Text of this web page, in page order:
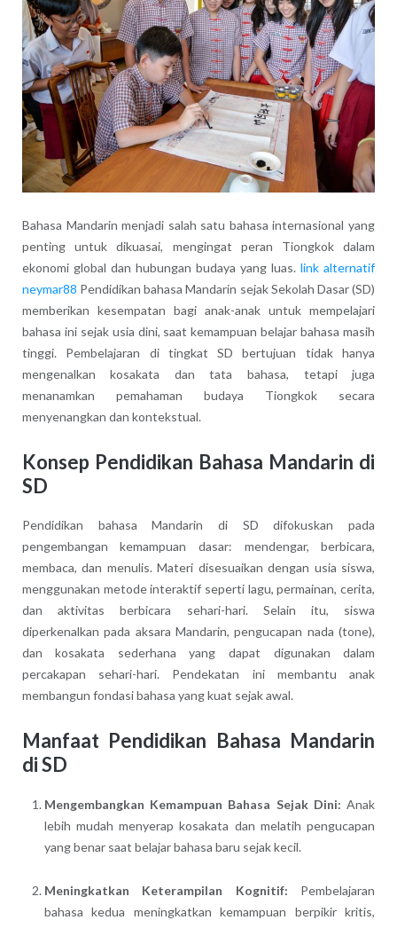
Bahasa Mandarin menjadi salah satu bahasa internasional yang
penting untuk dikuasai, mengingat peran Tiongkok dalam
ekonomi global dan hubungan budaya yang luas.link alternatif
neymar88 Pendidikan bahasa Mandarin sejak Sekolah Dasar (SD)
memberikan kesempatan bagi anak-anak untuk mempelajari
bahasa ini sejak usia dini, saat kemampuan belajar bahasa masih
tinggi. Pembelajaran di tingkat SD bertujuan tidak hanya
mengenalkan kosakata dan tata bahasa, tetapi juga
menanamkan pemahaman budaya Tiongkok secara
menyenangkan dan kontekstual.
Konsep Pendidikan Bahasa Mandarin di
SD
Pendidikan bahasa Mandarin di SD difokuskan pada
pengembangan kemampuan dasar: mendengar, berbicara,
membaca, dan menulis. Materi disesuaikan dengan usia siswa,
menggunakan metode interaktif seperti lagu, permainan, cerita,
dan aktivitas berbicara sehari-hari. Selain itu, siswa
diperkenalkan pada aksara Mandarin, pengucapan nada (tone),
dan kosakata sederhana yang dapat digunakan dalam
percakapan sehari-hari. Pendekatan ini membantu anak
membangun fondasi bahasa yang kuat sejak awal.
Manfaat Pendidikan Bahasa Mandarin
di SD
Mengembangkan Kemampuan Bahasa Sejak Dini: Anak
lebih mudah menyerap kosakata dan melatih pengucapan
yang benar saat belajar bahasa baru sejak kecil.
Meningkatkan Keterampilan Kognitif: Pembelajaran
bahasa kedua meningkatkan kemampuan berpikir kritis,